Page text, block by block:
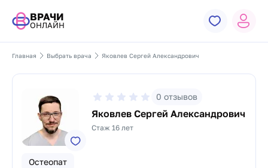
ВРАЧИ
ОНЛАЙН
Главная Выбрать врача Яковлев Сергей Александрович
0 отзывов
Яковлев Сергей Александрович
Стаж 16 лет
Остеопат